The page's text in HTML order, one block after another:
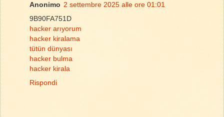
Anonimo 2 settembre 2025 alle ore 01:01
9B90FA751D
hacker arıyorum
hacker kiralama
tütün dünyası
hacker bulma
hacker kirala
Rispondi